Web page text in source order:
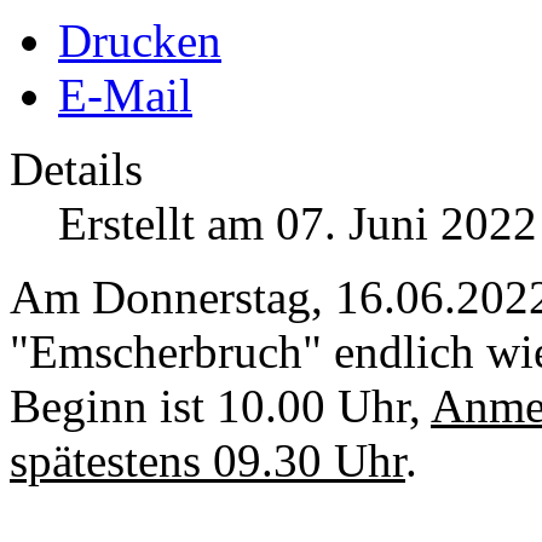
Drucken
E-Mail
Details
Erstellt am 07. Juni 2022
Am Donnerstag,
"Emscherbruch" endlich
Beginn ist 10.00 Uhr,
spätestens 09.30 Uhr.